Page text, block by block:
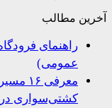
مطالب
راهنمای
عمومی)
معرفی ۱۶
کشتی‌سواری در